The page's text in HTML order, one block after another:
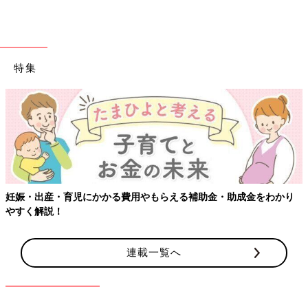
特集
妊娠・出産・育児にかかる費用やもらえる補助金・助成金をわかり
やすく解説！
連載一覧へ